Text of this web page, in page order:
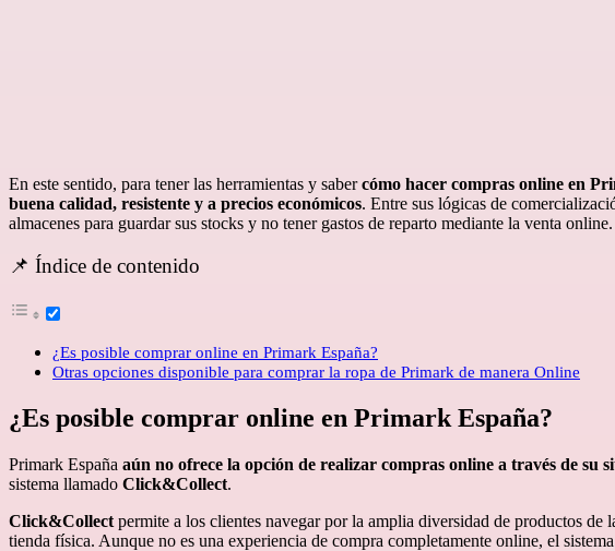
En este sentido, para tener las herramientas y sabercómo hacer compras online en
buena calidad, resistente y a precios económicos. Entre sus lógicas de
almacenes para guardar sus stocks y no tener gastos de reparto mediante la venta
📌 Índice de contenido
¿Es posible comprar online en Primark España?
Otras opciones disponible para comprar la ropa de Primark de manera Online
¿Es posible comprar online en Primark España?
Primark España aún no ofrece la opción de realizar compras online a través de su
sistema llamado Click&Collect.
Click&Collect permite a los clientes navegar por la amplia diversidad de productos de
tienda física. Aunque no es una experiencia de compra completamente online, el